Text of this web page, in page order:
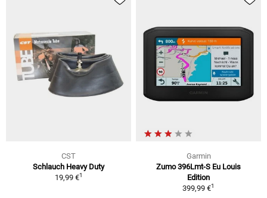
CST
Schlauch Heavy Duty
19,99 €1
Garmin
Zumo 396Lmt-S Eu Louis
Edition
399,99 €1